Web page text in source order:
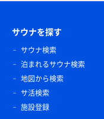
サウナを探す
サウナ検索
泊まれるサウナ検索
地図から検索
サ活検索
施設登録